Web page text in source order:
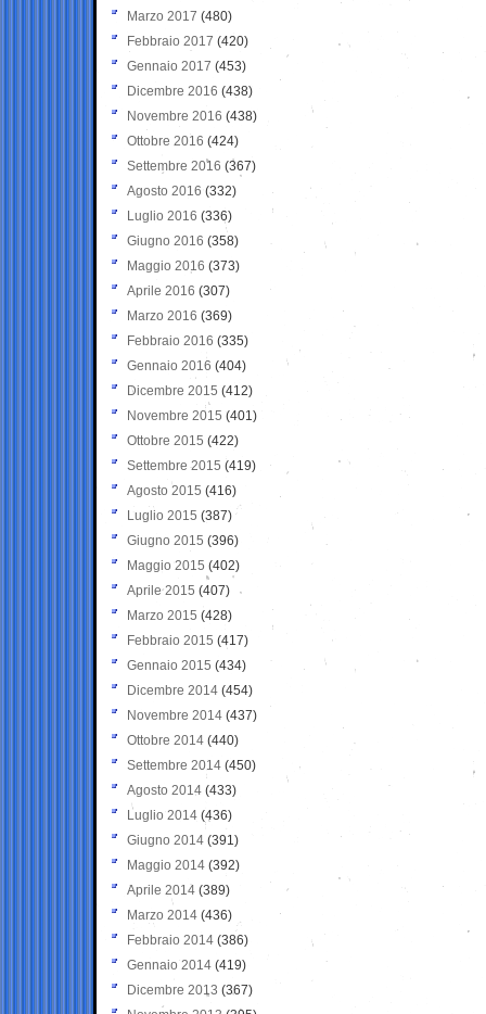
Marzo 2017 (480)
Febbraio 2017 (420)
Gennaio 2017 (453)
Dicembre 2016 (438)
Novembre 2016 (438)
Ottobre 2016 (424)
Settembre 2016 (367)
Agosto 2016 (332)
Luglio 2016 (336)
Giugno 2016 (358)
Maggio 2016 (373)
Aprile 2016 (307)
Marzo 2016 (369)
Febbraio 2016 (335)
Gennaio 2016 (404)
Dicembre 2015 (412)
Novembre 2015 (401)
Ottobre 2015 (422)
Settembre 2015 (419)
Agosto 2015 (416)
Luglio 2015 (387)
Giugno 2015 (396)
Maggio 2015 (402)
Aprile 2015 (407)
Marzo 2015 (428)
Febbraio 2015 (417)
Gennaio 2015 (434)
Dicembre 2014 (454)
Novembre 2014 (437)
Ottobre 2014 (440)
Settembre 2014 (450)
Agosto 2014 (433)
Luglio 2014 (436)
Giugno 2014 (391)
Maggio 2014 (392)
Aprile 2014 (389)
Marzo 2014 (436)
Febbraio 2014 (386)
Gennaio 2014 (419)
Dicembre 2013 (367)